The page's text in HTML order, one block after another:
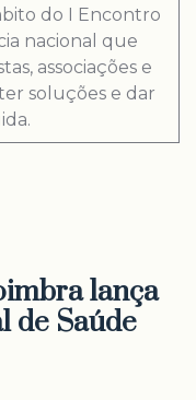
do I Encontro
nacional que
associações e
soluções e dar
lança
de Saúde